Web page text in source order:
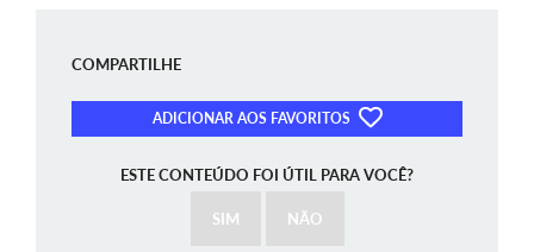
COMPARTILHE
ADICIONAR AOS FAVORITOS
ESTE CONTEÚDO FOI ÚTIL PARA VOCÊ?
SIM NÃO